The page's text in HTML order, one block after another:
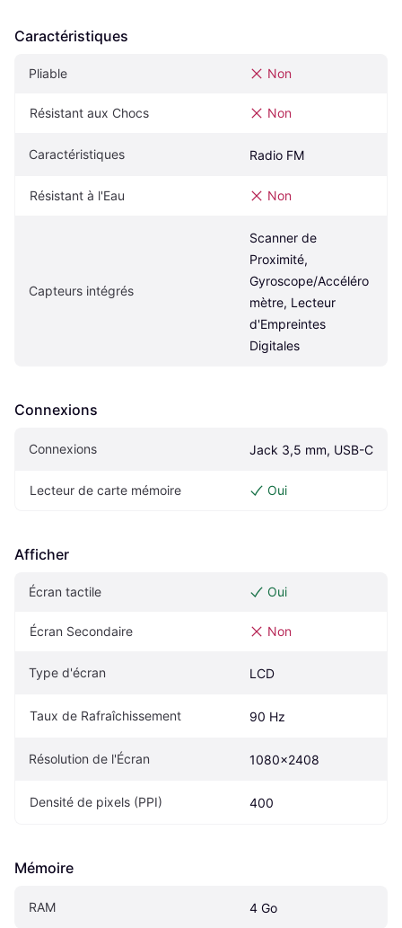
Caractéristiques
Pliable Non
Résistant aux Chocs Non
Caractéristiques Radio FM
Résistant à l'Eau Non
Capteurs intégrés
Scanner de
Proximité,
Gyroscope/Accéléro
mètre, Lecteur
d'Empreintes
Digitales
Connexions
Connexions Jack 3,5 mm, USB-C
Lecteur de carte mémoire Oui
Afficher
Écran tactile Oui
Écran Secondaire Non
Type d'écran LCD
Taux de Rafraîchissement 90 Hz
Résolution de l'Écran 1080x2408
Densité de pixels (PPI) 400
Mémoire
RAM 4 Go